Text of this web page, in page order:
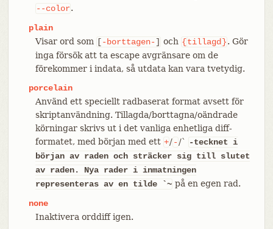
--color.
plain
Visar ord som
[-borttagen-] och {tillagd }. Gör
inga försök att ta escape avgränsare om de
förekommer i indata, så utdata kan vara tvetydig.
porcelain
Använd ett speciellt radbaserat format avsett för
skriptanvändning. Tillagda/borttagna/oändrade
körningar skrivs ut i det vanliga enhetliga diff-
formatet, med början med ett +/ - /`
-tecknet i
början av raden och sträcker sig till slutet
av raden. Nya rader i inmatningen
representeras av en tilde `~ på en egen rad.
none
Inaktivera orddiff igen.